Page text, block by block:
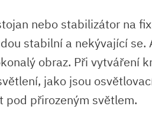
nebo stabilizátor na
stabilní a nekývající se.
obraz. Při vytváření
jako jsou
pod přirozeným světlem.